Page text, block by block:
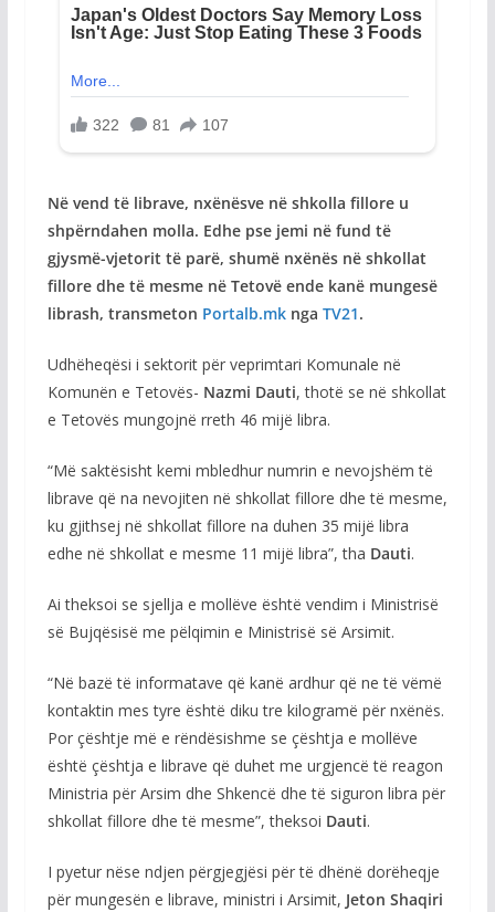
Në vend të librave, nxënësve në shkolla fillore u
shpërndahen molla. Edhe pse jemi në fund të
gjysmë-vjetorit të parë, shumë nxënës në shkollat
fillore dhe të mesme në Tetovë ende kanë mungesë
librash, transmeton Portalb.mknga TV21.
Udhëheqësi i sektorit për veprimtari Komunale në
Komunën e Tetovës- Nazmi Dauti, thotë se në shkollat
e Tetovës mungojnë rreth 46 mijë libra.
“Më saktësisht kemi mbledhur numrin e nevojshëm të
librave që na nevojiten në shkollat fillore dhe të mesme,
ku gjithsej në shkollat fillore na duhen 35 mijë libra
edhe në shkollat e mesme 11 mijë libra”, tha Dauti.
Ai theksoi se sjellja e mollëve është vendim i Ministrisë
së Bujqësisë me pëlqimin e Ministrisë së Arsimit.
“Në bazë të informatave që kanë ardhur që ne të vëmë
kontaktin mes tyre është diku tre kilogramë për nxënës.
Por çështje më e rëndësishme se çështja e mollëve
është çështja e librave që duhet me urgjencë të reagon
Ministria për Arsim dhe Shkencë dhe të siguron libra për
shkollat fillore dhe të mesme”, theksoi Dauti.
I pyetur nëse ndjen përgjegjësi për të dhënë dorëheqje
për mungesën e librave, ministri i Arsimit, Jeton Shaqiri